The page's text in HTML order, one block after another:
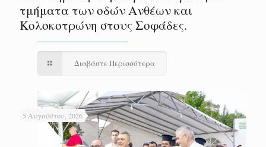
τμήματα των οδών Ανθέων και
Κολοκοτρώνη στους Σοφάδες.
Διαβάστε Περισσότερα
5 Αυγούστου, 2026